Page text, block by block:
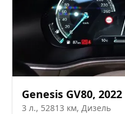
Genesis GV80, 2022
3 л., 52813 км, Дизель